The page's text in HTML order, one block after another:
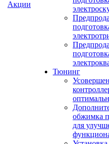
Акции
Тюнинг
обжимка
для